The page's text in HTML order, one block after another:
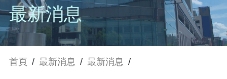
最新消息
首頁 / 最新消息 / 最新消息 /